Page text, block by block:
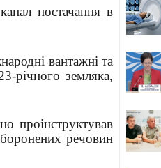
постачання в
вантажні та
річного земляка,
проінструктував
речовин